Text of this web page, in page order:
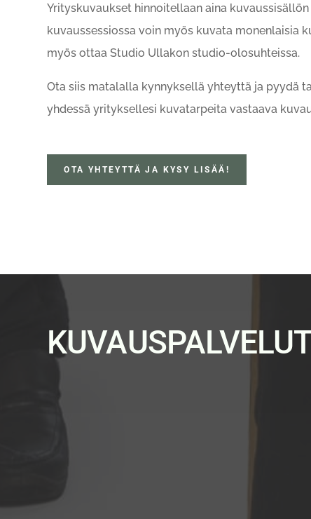
Yrityskuvaukset hinnoitellaan aina kuvaussisällön
kuvaussessiossa voin myös kuvata monenlaisia
myös ottaa Studio Ullakon studio-olosuhteissa.
Ota siis matalalla kynnyksellä yhteyttä ja pyydä
yhdessä yrityksellesi kuvatarpeita vastaava
OTA YHTEYTTÄ JA KYSY LISÄÄ!